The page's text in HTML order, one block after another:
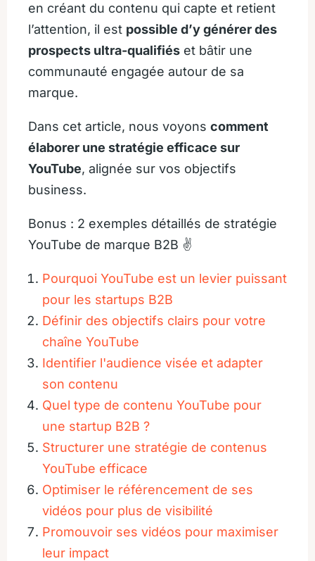
en créant du contenu qui capte et retient
l’attention, il est possible d’y générer des
prospects ultra-qualifiés et bâtir une
communauté engagée autour de sa
marque.
Dans cet article, nous voyons comment
élaborer une stratégie efficace sur
YouTube, alignée sur vos objectifs
business.
Bonus : 2 exemples détaillés de stratégie
YouTube de marque B2B ✌️
Pourquoi YouTube est un levier puissant
pour les startups B2B
Définir des objectifs clairs pour votre
chaîne YouTube
Identifier l'audience visée et adapter
son contenu
Quel type de contenu YouTube pour
une startup B2B ?
Structurer une stratégie de contenus
YouTube efficace
Optimiser le référencement de ses
vidéos pour plus de visibilité
Promouvoir ses vidéos pour maximiser
leur impact